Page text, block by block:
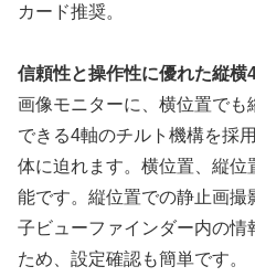
カード推奨。
信頼性と操作性に優れた縦
画像モニターに、横位置でも
できる4軸のチルト機構を採
体に迫れます。横位置、縦
能です。縦位置での静止画
子ビューファインダー内の情
ため、設定確認も簡単です。